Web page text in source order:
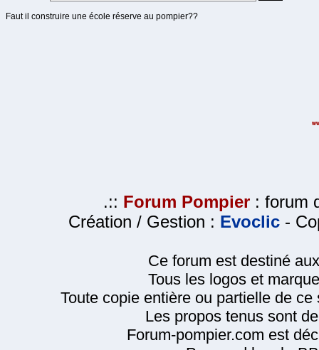
Faut il construire une école réserve au pompier??
.:: Forum Pompier : forum
Création / Gestion : Evoclic -
Ce forum est destiné
Tous les logos et
Toute copie entière ou partielle de
Les propos tenus sont
Forum-pompier.com est